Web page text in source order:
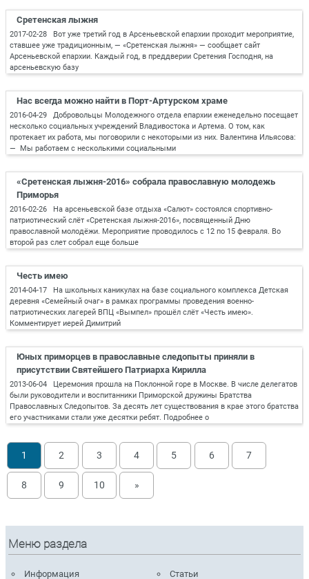
Сретенская лыжня
2017-02-28 Вот уже третий год в Арсеньевской епархии проходит мероприятие,
ставшее уже традиционным, — «Сретенская лыжня» — сообщает сайт
Арсеньевской епархии. Каждый год, в преддверии Сретения Господня, на
арсеньевскую базу
Нас всегда можно найти в Порт-Артурском храме
2016-04-29 Добровольцы Молодежного отдела епархии еженедельно посещает
несколько социальных учреждений Владивостока и Артема. О том, как
протекает их работа, мы поговорили с некоторыми из них. Валентина Ильясова:
— Мы работаем с несколькими социальными
«Сретенская лыжня-2016» собрала православную молодежь
Приморья
2016-02-26 На арсеньевской базе отдыха «Салют» состоялся спортивно-
патриотический слёт «Сретенская лыжня-2016», посвященный Дню
православной молодёжи. Мероприятие проводилось с 12 по 15 февраля. Во
второй раз слет собрал еще больше
Честь имею
2014-04-17 На школьных каникулах на базе социального комплекса Детская
деревня «Семейный очаг» в рамках программы проведения военно-
патриотических лагерей ВПЦ «Вымпел» прошёл слёт «Честь имею».
Комментирует иерей Димитрий
Юных приморцев в православные следопыты приняли в
присутствии Святейшего Патриарха Кирилла
2013-06-04 Церемония прошла на Поклонной горе в Москве. В числе делегатов
были руководители и воспитанники Приморской дружины Братства
Православных Следопытов. За десять лет существования в крае этого братства
его участниками стали уже десятки ребят. Подробнее о
1 2 3 4 5 6 7
8 9 10 »
Меню раздела
Информация Статьи